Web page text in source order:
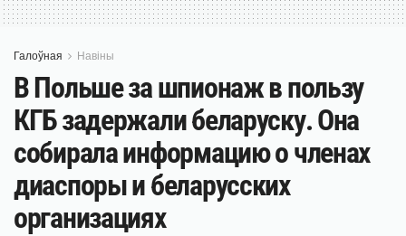
Галоўная Навіны
В Польше за шпионаж в пользу
КГБ задержали беларуску. Она
собирала информацию о членах
диаспоры и беларусских
организациях